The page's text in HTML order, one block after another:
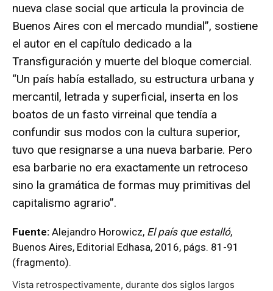
nueva clase social que articula la provincia de
Buenos Aires con el mercado mundial”, sostiene
el autor en el capítulo dedicado a la
Transfiguración y muerte del bloque comercial.
“Un país había estallado, su estructura urbana y
mercantil, letrada y superficial, inserta en los
boatos de un fasto virreinal que tendía a
confundir sus modos con la cultura superior,
tuvo que resignarse a una nueva barbarie. Pero
esa barbarie no era exactamente un retroceso
sino la gramática de formas muy primitivas del
capitalismo agrario”.
Fuente: Alejandro Horowicz, El país que estalló,
Buenos Aires, Editorial Edhasa, 2016, págs. 81-91
(fragmento).
Vista retrospectivamente, durante dos siglos largos